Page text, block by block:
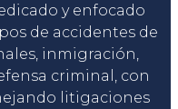
y enfocado
de accidentes de
inmigración,
criminal, con
litigaciones